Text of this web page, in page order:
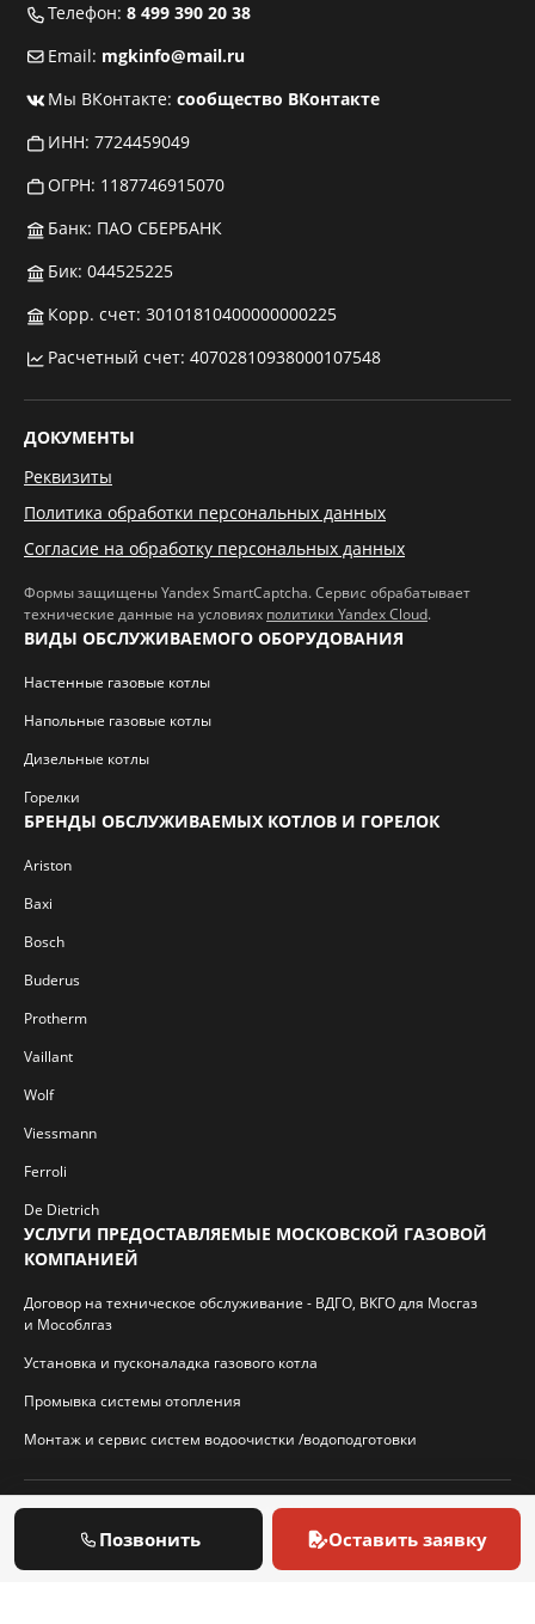
Телефон: 8 499 390 20 38
Email: mgkinfo@mail.ru
Мы ВКонтакте: сообщество ВКонтакте
ИНН: 7724459049
ОГРН: 1187746915070
Банк: ПАО СБЕРБАНК
Бик: 044525225
Корр. счет: 30101810400000000225
Расчетный счет: 40702810938000107548
ДОКУМЕНТЫ
Реквизиты
Политика обработки персональных данных
Согласие на обработку персональных данных
Формы защищены Yandex SmartCaptcha. Сервис обрабатывает
технические данные на условиях политики Yandex Cloud.
ВИДЫ ОБСЛУЖИВАЕМОГО ОБОРУДОВАНИЯ
Настенные газовые котлы
Напольные газовые котлы
Дизельные котлы
Горелки
БРЕНДЫ ОБСЛУЖИВАЕМЫХ КОТЛОВ И ГОРЕЛОК
Ariston
Baxi
Bosch
Buderus
Protherm
Vaillant
Wolf
Viessmann
Ferroli
De Dietrich
УСЛУГИ ПРЕДОСТАВЛЯЕМЫЕ МОСКОВСКОЙ ГАЗОВОЙ
КОМПАНИЕЙ
Договор на техническое обслуживание - ВДГО, ВКГО для Мосгаз
и Мособлгаз
Установка и пусконаладка газового котла
Промывка системы отопления
Монтаж и сервис систем водоочистки /водоподготовки
© 2026 И.П. Кротиков С.А. Virtbridge.ru
Позвонить Оставить заявку